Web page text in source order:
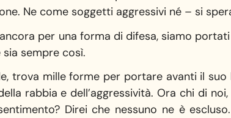
Ne come soggetti aggressivi né – si
per una forma di difesa, siamo
sempre così.
trova mille forme per portare avanti il
rabbia e dell’aggressività. Ora chi di
Direi che nessuno ne è